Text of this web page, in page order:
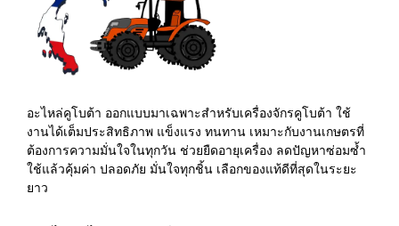
อะไหล่คูโบต้า ออกแบบมาเฉพาะสำหรับเครื่องจักรคูโบต้า ใช้
งานได้เต็มประสิทธิภาพ แข็งแรง ทนทาน เหมาะกับงานเกษตรที่
ต้องการความมั่นใจในทุกวัน ช่วยยืดอายุเครื่อง ลดปัญหาซ่อมซ้ำ
ใช้แล้วคุ้มค่า ปลอดภัย มั่นใจทุกชิ้น เลือกของแท้ดีที่สุดในระยะ
ยาว